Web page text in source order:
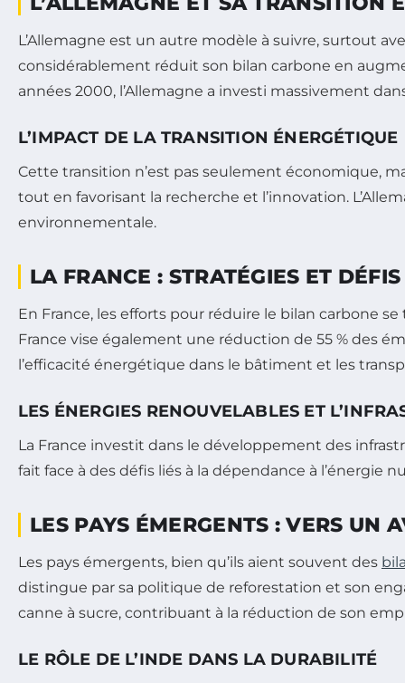
L’Allemagne est un autre modèle à suivre, surtout
considérablement réduit son bilan carbone en
années 2000, l’Allemagne a investi massivement
L’IMPACT DE LA TRANSITION ÉNERGÉTIQUE
Cette transition n’est pas seulement économique,
tout en favorisant la recherche et l’innovation.
environnementale.
LA FRANCE : STRATÉGIES ET DÉFIS
En France, les efforts pour réduire le bilan carbone
France vise également une réduction de 55 % des
l’efficacité énergétique dans le bâtiment et les
LES ÉNERGIES RENOUVELABLES ET
La France investit dans le développement des
fait face à des défis liés à la dépendance à l’énergie
LES PAYS ÉMERGENTS : VERS UN
Les pays émergents, bien qu’ils aient souvent des
distingue par sa politique de reforestation et son
canne à sucre, contribuant à la réduction de son
LE RÔLE DE L’INDE DANS LA DURABILITÉ